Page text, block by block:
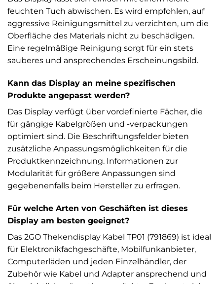
feuchten Tuch abwischen. Es wird empfohlen, auf
aggressive Reinigungsmittel zu verzichten, um die
Oberfläche des Materials nicht zu beschädigen.
Eine regelmäßige Reinigung sorgt für ein stets
sauberes und ansprechendes Erscheinungsbild.
Kann das Display an meine spezifischen
Produkte angepasst werden?
Das Display verfügt über vordefinierte Fächer, die
für gängige Kabelgrößen und -verpackungen
optimiert sind. Die Beschriftungsfelder bieten
zusätzliche Anpassungsmöglichkeiten für die
Produktkennzeichnung. Informationen zur
Modularität für größere Anpassungen sind
gegebenenfalls beim Hersteller zu erfragen.
Für welche Arten von Geschäften ist dieses
Display am besten geeignet?
Das 2GO Thekendisplay Kabel TP01 (791869) ist ideal
für Elektronikfachgeschäfte, Mobilfunkanbieter,
Computerläden und jeden Einzelhändler, der
Zubehör wie Kabel und Adapter ansprechend und